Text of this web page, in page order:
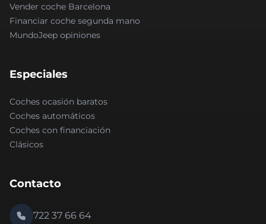
Vender coche Barcelona
Financiar coche segunda mano
MundoJeep opiniones
Especiales
Coches ocasión baratos
Coches automáticos
Coches con financiación
Clásicos
Contacto
722 37 66 64